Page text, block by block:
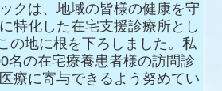
クは、地域の皆様の健康を守
特化した在宅支援診療所とし
の地に根を下ろしました。私
名の在宅療養患者様の訪問診
療に寄与できるよう努めてい